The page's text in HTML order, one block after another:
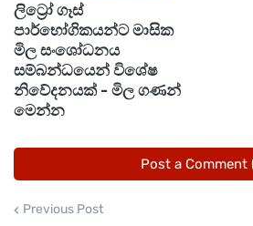
එමෙන්ම, මස්ක් තමන් වටා
දරුවන් ලැබීම සඳහා දිරිගැන්වූ
ඇත.
ෂිවොන් සිලිස් වසර 15කට වැඩි
Valley තාක්ෂණ ක්ෂේත්‍රයේ
ඉලෝන් මස්ක්ගේ ටෙස්ලා සහ
සමාගම්වලද විධායක තනතුරු
ලිට්‍රෝ ගෑස්
පාර්භෝගිකයන්ට මාසික
මිල සංශෝධනය
සම්බන්ධයෙන් විශේෂ
නිවේදනයක් - මිල ගණන්
මෙන්න
Post a Comment
Previous Post